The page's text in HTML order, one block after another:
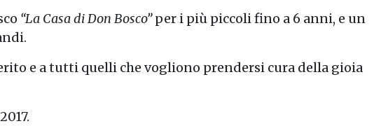
“La Casa di Don Bosco”per i più piccoli fino a 6 anni, e un
e a tutti quelli che vogliono prendersi cura della gioia